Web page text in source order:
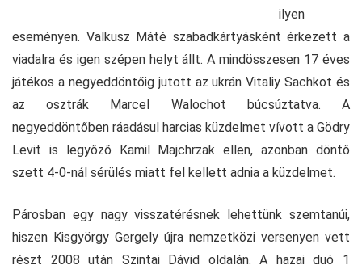
ilyen
eseményen. Valkusz Máté szabadkártyásként érkezett a
viadalra és igen szépen helyt állt. A mindösszesen 17 éves
játékos a negyeddöntőig jutott az ukrán Vitaliy Sachkot és
az osztrák Marcel Walochot búcsúztatva. A
negyeddöntőben ráadásul harcias küzdelmet vívott a Gödry
Levit is legyőző Kamil Majchrzak ellen, azonban döntő
szett 4-0-nál sérülés miatt fel kellett adnia a küzdelmet.
Párosban egy nagy visszatérésnek lehettünk szemtanúi,
hiszen Kisgyörgy Gergely újra nemzetközi versenyen vett
részt 2008 után Szintai Dávid oldalán. A hazai duó 1